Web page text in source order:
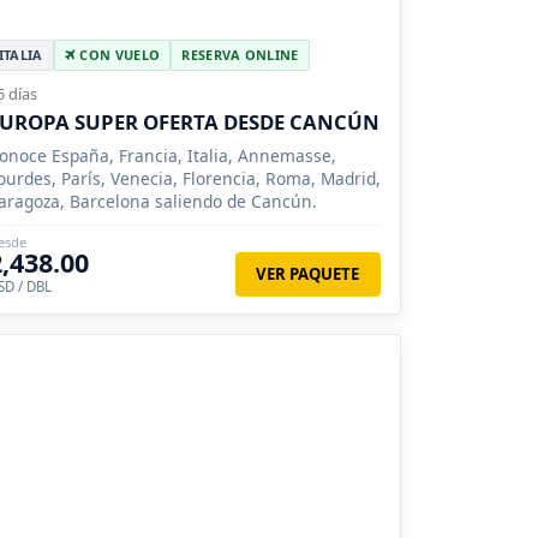
CON VUELO RESERVA ONLINE
días
SUPER OFERTA DESDE CANCÚN
España, Francia, Italia, Annemasse,
París, Venecia, Florencia, Roma, Madrid,
Barcelona saliendo de Cancún.
/ DBL
VER PAQUETE